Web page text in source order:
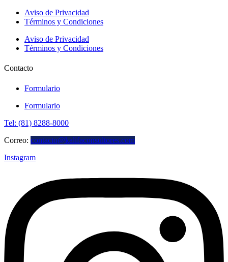
Aviso de Privacidad
Términos y Condiciones
Aviso de Privacidad
Términos y Condiciones
Contacto
Formulario
Formulario
Tel: (81) 8288-8000
Correo: contacto@kalifaconsultores.com
Instagram